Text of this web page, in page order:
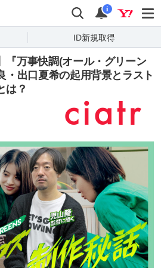
検索 通知
i
ID新規取得
『万事快調(オール・グリーン
・出口夏希の起用背景とラスト
は？